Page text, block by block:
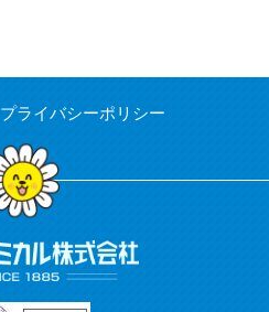
プライバシーポリシー